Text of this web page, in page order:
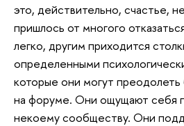
это, действительно, счастье,
пришлось от многого
легко, другим приходится
определенными
которые они могут
на форуме. Они ощущают себя
некоему сообществу. Они